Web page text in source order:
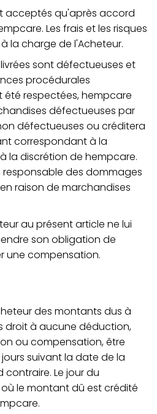
acceptés qu'après accord
Les frais et les risques
la charge de l'Acheteur.
sont défectueuses et
procédurales
été respectées, hempcare
défectueuses par
défectueuses ou créditera
correspondant à la
la discrétion de hempcare.
des dommages
raison de marchandises
au présent article ne lui
son obligation de
une compensation.
des montants dus à
droit à aucune déduction,
ou compensation, être
suivant la date de la
Le jour du
le montant dû est crédité